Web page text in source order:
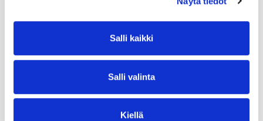
Salli kaikki
Salli valinta
Kiellä